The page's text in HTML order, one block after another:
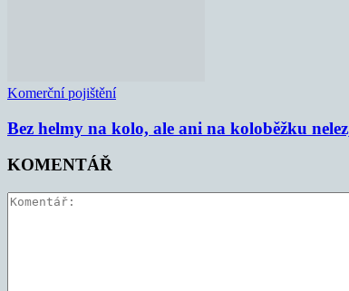
Komerční pojištění
Bez helmy na kolo, ale ani na koloběžku
KOMENTÁŘ